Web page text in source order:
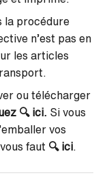
la procédure
n’est pas en
les articles
ou télécharger
🔍 ici
Si vous
vos
faut 🔍 ici